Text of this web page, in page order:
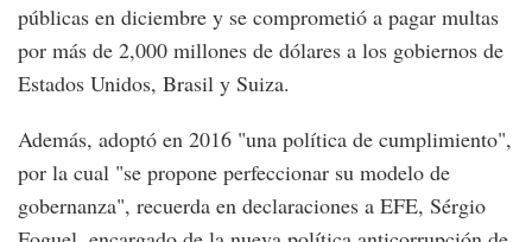
públicas en diciembre y se comprometió a pagar multas
por más de 2,000 millones de dólares a los gobiernos de
Estados Unidos, Brasil y Suiza.
Además, adoptó en 2016 "una política de cumplimiento",
por la cual "se propone perfeccionar su modelo de
gobernanza", recuerda en declaraciones a EFE, Sérgio